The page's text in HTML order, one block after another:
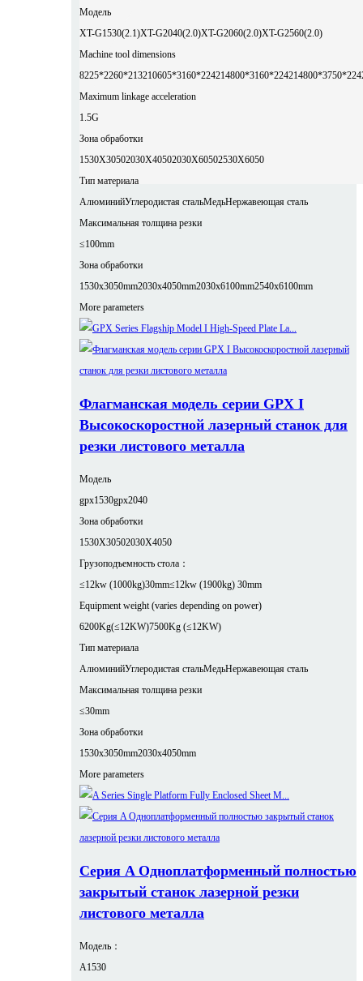
Модель
XT-G1530(2.1)XT-G2040(2.0)XT-G2060(2.0)XT-G2560(2.0)
Machine tool dimensions
8225*2260*213210605*3160*224214800*3160*2242
Maximum linkage acceleration
1.5G
Зона обработки
1530X30502030X40502030X60502530X6050
Тип материала
АлюминийУглеродистая стальМедьНержавеющая сталь
Максимальная толщина резки
≤100mm
Зона обработки
1530x3050mm2030x4050mm2030x6100mm2540x6100mm
More parameters
Флагманская модель серии GPX I
Высокоскоростной лазерный станок для
резки листового металла
Модель
gpx1530gpx2040
Зона обработки
1530X30502030X4050
Грузоподъемность стола：
≤12kw (1000kg)30mm≤12kw (1900kg) 30mm
Equipment weight (varies depending on power)
6200Kg(≤12KW)7500Kg (≤12KW)
Тип материала
АлюминийУглеродистая стальМедьНержавеющая сталь
Максимальная толщина резки
≤30mm
Зона обработки
1530x3050mm2030x4050mm
More parameters
Серия A Одноплатформенный полностью
закрытый станок лазерной резки
листового металла
Модель：
A1530